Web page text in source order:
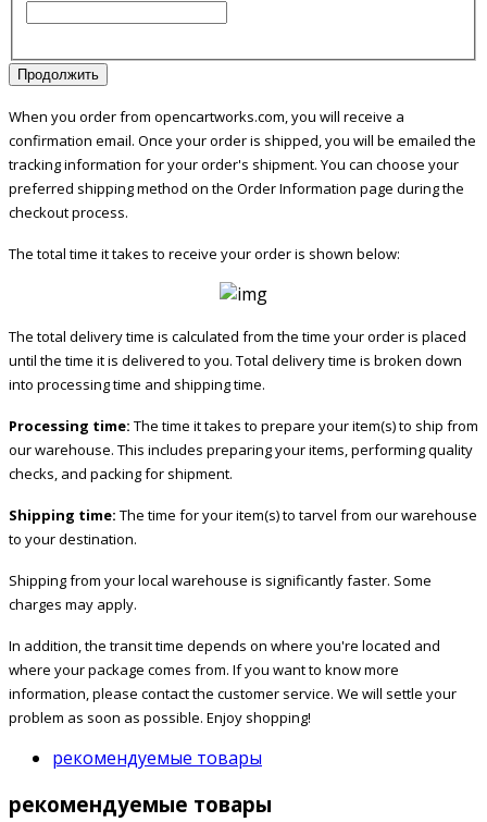
Продолжить
When you order from opencartworks.com, you will receive a
confirmation email. Once your order is shipped, you will be emailed the
tracking information for your order's shipment. You can choose your
preferred shipping method on the Order Information page during the
checkout process.
The total time it takes to receive your order is shown below:
The total delivery time is calculated from the time your order is placed
until the time it is delivered to you. Total delivery time is broken down
into processing time and shipping time.
Processing time: The time it takes to prepare your item(s) to ship from
our warehouse. This includes preparing your items, performing quality
checks, and packing for shipment.
Shipping time: The time for your item(s) to tarvel from our warehouse
to your destination.
Shipping from your local warehouse is significantly faster. Some
charges may apply.
In addition, the transit time depends on where you're located and
where your package comes from. If you want to know more
information, please contact the customer service. We will settle your
problem as soon as possible. Enjoy shopping!
рекомендуемые товары
рекомендуемые товары